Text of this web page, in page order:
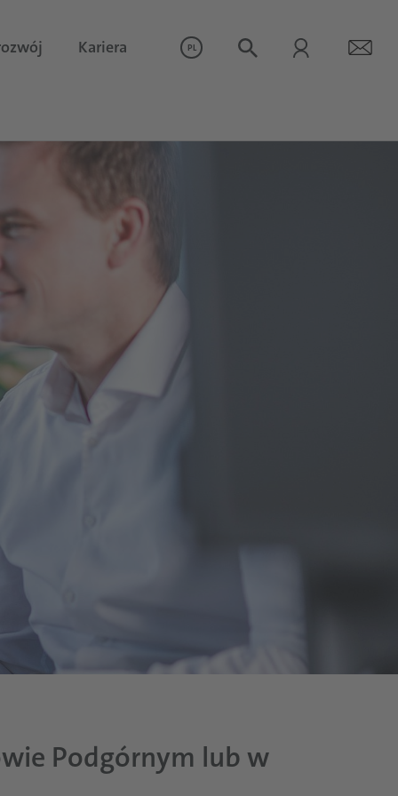
Kariera PL
Podgórnym lub w